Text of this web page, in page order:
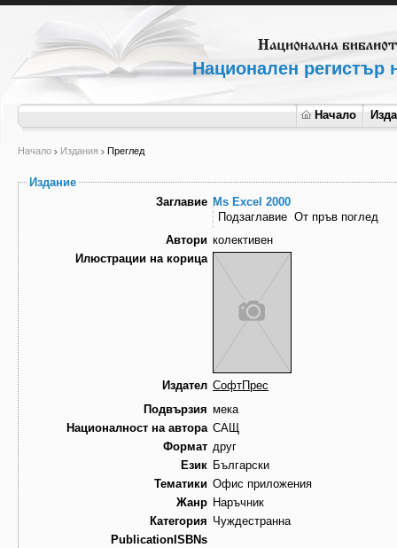
Национален регистър
Начало
Начало Издания Преглед
Издание
Заглавие Ms Excel 2000
Подзаглавие От пръв поглед
Автори колективен
Илюстрации на корица
Издател СофтПрес
Подвързия мека
Националност на автора САЩ
Формат друг
Език Български
Тематики Офис приложения
Жанр Наръчник
Категория Чуждестранна
PublicationISBNs